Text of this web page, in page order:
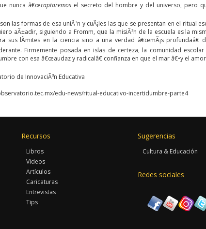
nunca â€œcaptaremos el secreto del hombre y del universo, pero
son las formas de esa uniÃ³n y cuÃ¡les las que se presentan en el ritual
aÃ±adir, siguiendo a Fromm, que la misiÃ³n de la escuela es la
sus lÃ­mites en la ciencia sino a una verdad â€œmÃ¡s
Firmemente posada en islas de certeza, la comunidad
con esa â€œaudaz y radicalâ€ confianza en que el mar â€•y el
de InnovaciÃ³n Educativa
edu-news/ritual-educativo-incertidumbre-parte4
Recursos
Libros
Videos
Artículos
Caricaturas
Entrevistas
Tips
Sugerencias
Cultura & Educación
Redes sociales